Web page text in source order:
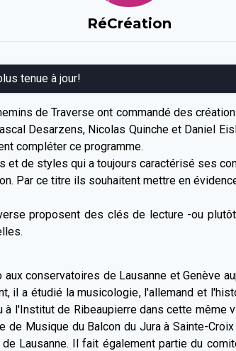
RéCréation
tenue à jour!
de Traverse ont commandé des
Desarzens, Nicolas Quinche et Daniel
compléter ce programme.
et de styles qui a toujours caractérisé ses
Par ce titre ils souhaitent mettre en
proposent des clés de lecture -ou
conservatoires de Lausanne et Genève
il a étudié la musicologie, l'allemand et
l'Institut de Ribeaupierre dans cette même
Musique du Balcon du Jura à Sainte-
Lausanne. Il fait également partie du